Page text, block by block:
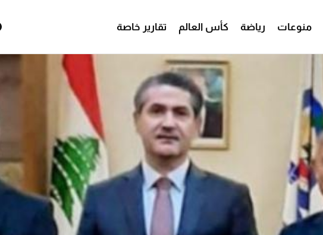
منوعات رياضة كأس العالم تقارير خاصة